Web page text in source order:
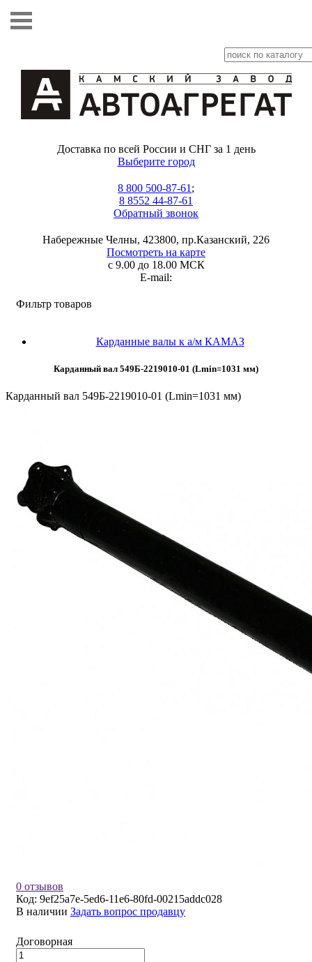
Доставка по всей России и СНГ за 1 день
Выберите город
8 800 500-87-61 ;
8 8552 44-87-61
Обратный звонок
Набережные Челны, 423800, пр.Казанский, 226
Посмотреть на карте
с 9.00 до 18.00 МСК
E-mail:
Фильтр товаров
Карданные валы к а/м КАМАЗ
Карданный вал 549Б-2219010-01 (Lmin=1031 мм)
Карданный вал 549Б-2219010-01 (Lmin=1031 мм)
0 отзывов
Код: 9ef25a7e-5ed6-11e6-80fd-00215addc028
В наличии Задать вопрос продавцу
Договорная